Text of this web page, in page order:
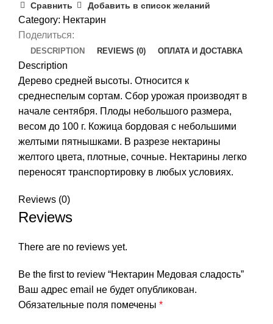
Сравнить Добавить в список желаний
Category: Нектарин
Поделиться:
DESCRIPTION REVIEWS (0) ОПЛАТА И ДОСТАВКА
Description
Дерево средней высоты. Относится к
среднеспелым сортам. Сбор урожая производят в
начале сентября. Плоды небольшого размера,
весом до 100 г. Кожица бордовая с небольшими
желтыми пятнышками. В разрезе нектарины
желтого цвета, плотные, сочные. Нектарины легко
переносят транспортировку в любых условиях.
Reviews (0)
Reviews
There are no reviews yet.
Be the first to review “Нектарин Медовая сладость”
Ваш адрес email не будет опубликован.
Обязательные поля помечены *